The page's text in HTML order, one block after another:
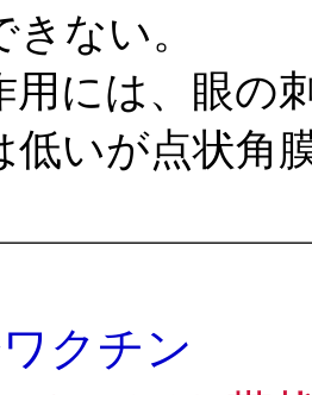
きない。
用には、眼の
低いが点状角
クチン